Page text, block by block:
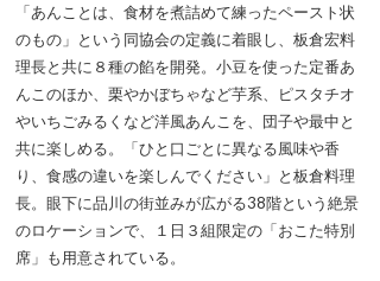
「あんことは、食材を煮詰めて練ったペースト状
のもの」という同協会の定義に着眼し、板倉宏料
理長と共に８種の餡を開発。小豆を使った定番あ
んこのほか、栗やかぼちゃなど芋系、ピスタチオ
やいちごみるくなど洋風あんこを、団子や最中と
共に楽しめる。「ひと口ごとに異なる風味や香
り、食感の違いを楽しんでください」と板倉料理
長。眼下に品川の街並みが広がる38階という絶景
のロケーションで、１日３組限定の「おこた特別
席」も用意されている。